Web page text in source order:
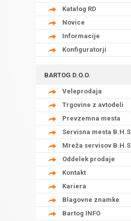
Katalog RD
Novice
Informacije
Konfiguratorji
BARTOG D.O.O.
Veleprodaja
Trgovine z avtodeli
Prevzemna mesta
Servisna mesta
Mreža servisov
Oddelek prodaje
Kontakt
Kariera
Blagovne znamke
Bartog INFO